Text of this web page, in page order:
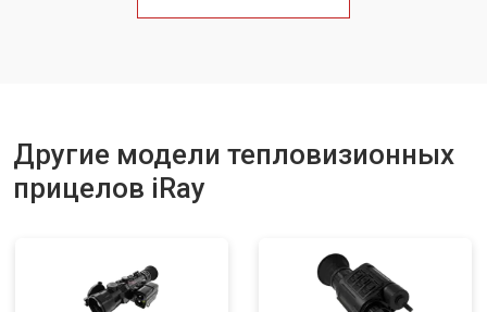
Другие модели тепловизионных
прицелов iRay